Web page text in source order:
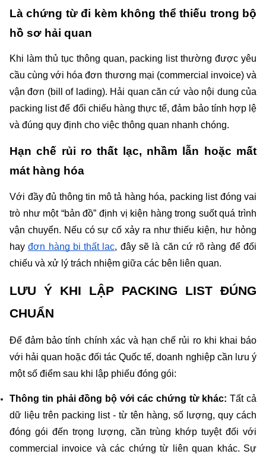
Là chứng từ đi kèm không thể thiếu trong bộ
hồ sơ hải quan
Khi làm thủ tục thông quan, packing list thường được yêu
cầu cùng với hóa đơn thương mại (commercial invoice) và
vận đơn (bill of lading). Hải quan căn cứ vào nội dung của
packing list để đối chiếu hàng thực tế, đảm bảo tính hợp lệ
và đúng quy định cho việc thông quan nhanh chóng.
Hạn chế rủi ro thất lạc, nhầm lẫn hoặc mất
mát hàng hóa
Với đầy đủ thông tin mô tả hàng hóa, packing list đóng vai
trò như một “bản đồ” định vị kiện hàng trong suốt quá trình
vận chuyển. Nếu có sự cố xảy ra như thiếu kiện, hư hỏng
hay đơn hàng bị thất lạc, đây sẽ là căn cứ rõ ràng để đối
chiếu và xử lý trách nhiệm giữa các bên liên quan.
LƯU Ý KHI LẬP PACKING LIST ĐÚNG
CHUẨN
Để đảm bảo tính chính xác và hạn chế rủi ro khi khai báo
với hải quan hoặc đối tác Quốc tế, doanh nghiệp cần lưu ý
một số điểm sau khi lập phiếu đóng gói:
Thông tin phải đồng bộ với các chứng từ khác: Tất cả
dữ liệu trên packing list - từ tên hàng, số lượng, quy cách
đóng gói đến trọng lượng, cần trùng khớp tuyệt đối với
commercial invoice và các chứng từ liên quan khác. Sự